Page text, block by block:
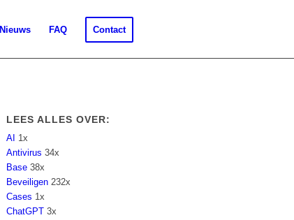
Nieuws FAQ Contact
LEES ALLES OVER:
AI 1x
Antivirus 34x
Base 38x
Beveiligen 232x
Cases 1x
ChatGPT 3x